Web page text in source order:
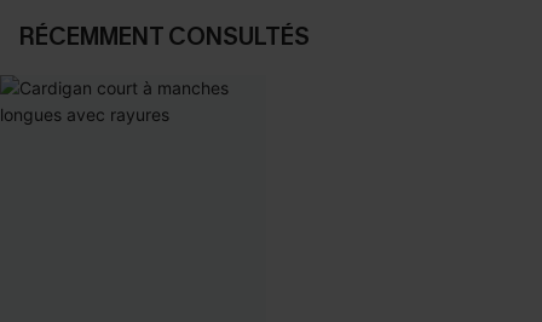
RÉCEMMENT CONSULTÉS